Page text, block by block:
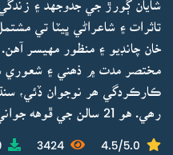
تاثرات ۽ شاعراڻي ڀيٽا تي
خان چانڊيو ۽ منظور مهيسر
مختصر مدت ۾ ذھني ۽ شعوري
ڪارڪردگي ھر نوجوان ڏئي،
4.5/5.0
3424